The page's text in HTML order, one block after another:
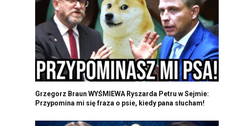
Grzegorz Braun WYŚMIEWA Ryszarda Petru w Sejmie:
Przypomina mi się fraza o psie, kiedy pana słucham!